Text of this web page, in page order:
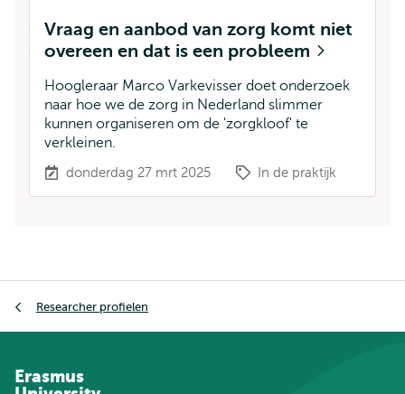
Vraag en aanbod van zorg komt niet
overeen en dat is een probleem
Hoogleraar Marco Varkevisser doet onderzoek
naar hoe we de zorg in Nederland slimmer
kunnen organiseren om de 'zorgkloof' te
verkleinen.
donderdag 27 mrt 2025 In de praktijk
Researcher profielen
Erasmus